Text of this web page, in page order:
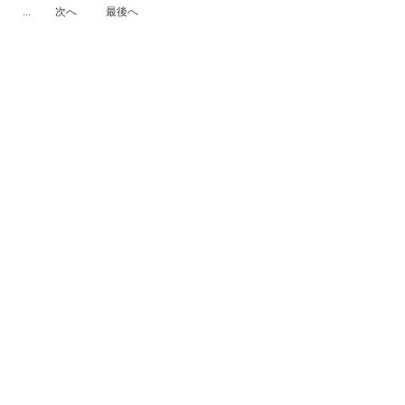
... 次へ 最後へ